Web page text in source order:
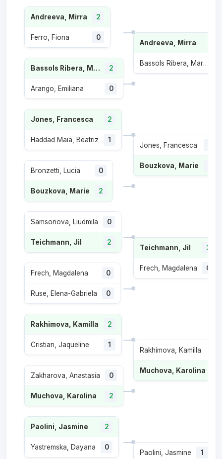
Andreeva, Mirra 2
Ferro, Fiona 0
Bassols Ribera, Marina 2
Arango, Emiliana 0
Jones, Francesca 2
Haddad Maia, Beatriz 1
Bronzetti, Lucia 0
Bouzkova, Marie 2
Samsonova, Liudmila 0
Teichmann, Jil 2
Frech, Magdalena 0
Ruse, Elena-Gabriela 0
Rakhimova, Kamilla 2
Cristian, Jaqueline 1
Zakharova, Anastasia 0
Muchova, Karolina 2
Paolini, Jasmine 2
Yastremska, Dayana 0
Andreeva, Mirra
Bassols Ribera, Marina
Jones, Francesca
Bouzkova, Marie
Teichmann, Jil 2
Frech, Magdalena 0
Rakhimova, Kamilla
Muchova, Karolina
Paolini, Jasmine 1